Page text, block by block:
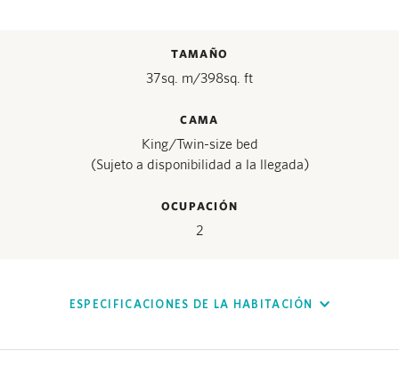
Las habitaciones albergan baños de mármol persa con
ducha de efecto lluvia y una zona de vestidor
acceso a una terraza amueblada, ideal para contemplar el
amanecer sobre los jardines. Existen habitaciones
intercomunicadas ideales para familias.
TAMAÑO
37sq. m/398sq. ft
CAMA
King/Twin-size bed
(Sujeto a disponibilidad a la llegada)
OCUPACIÓN
2
ESPECIFICACIONES DE LA HABITACIÓN